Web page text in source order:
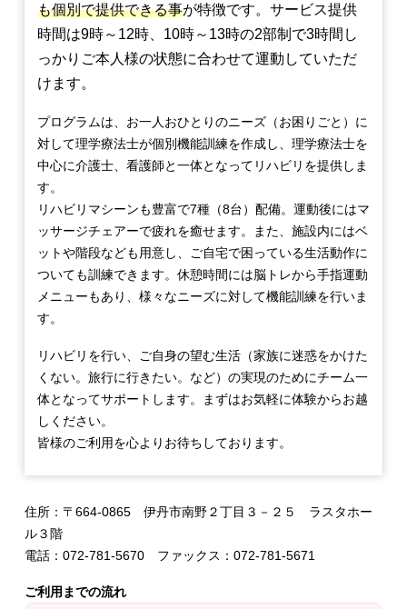
も個別で提供できる事が特徴です。サービス提供
時間は9時～12時、10時～13時の2部制で3時間し
っかりご本人様の状態に合わせて運動していただ
けます。
プログラムは、お一人おひとりのニーズ（お困りごと）に
対して理学療法士が個別機能訓練を作成し、理学療法士を
中心に介護士、看護師と一体となってリハビリを提供しま
す。
リハビリマシーンも豊富で7種（8台）配備。運動後にはマ
ッサージチェアーで疲れを癒せます。また、施設内にはベ
ットや階段なども用意し、ご自宅で困っている生活動作に
ついても訓練できます。休憩時間には脳トレから手指運動
メニューもあり、様々なニーズに対して機能訓練を行いま
す。
リハビリを行い、ご自身の望む生活（家族に迷惑をかけた
くない。旅行に行きたい。など）の実現のためにチーム一
体となってサポートします。まずはお気軽に体験からお越
しください。
皆様のご利用を心よりお待ちしております。
住所：〒664-0865 伊丹市南野２丁目３－２５ ラスタホー
ル３階
電話：072-781-5670 ファックス：072-781-5671
ご利用までの流れ